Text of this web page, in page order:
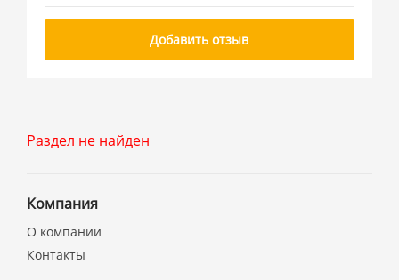
Добавить отзыв
Раздел не найден
Компания
О компании
Контакты